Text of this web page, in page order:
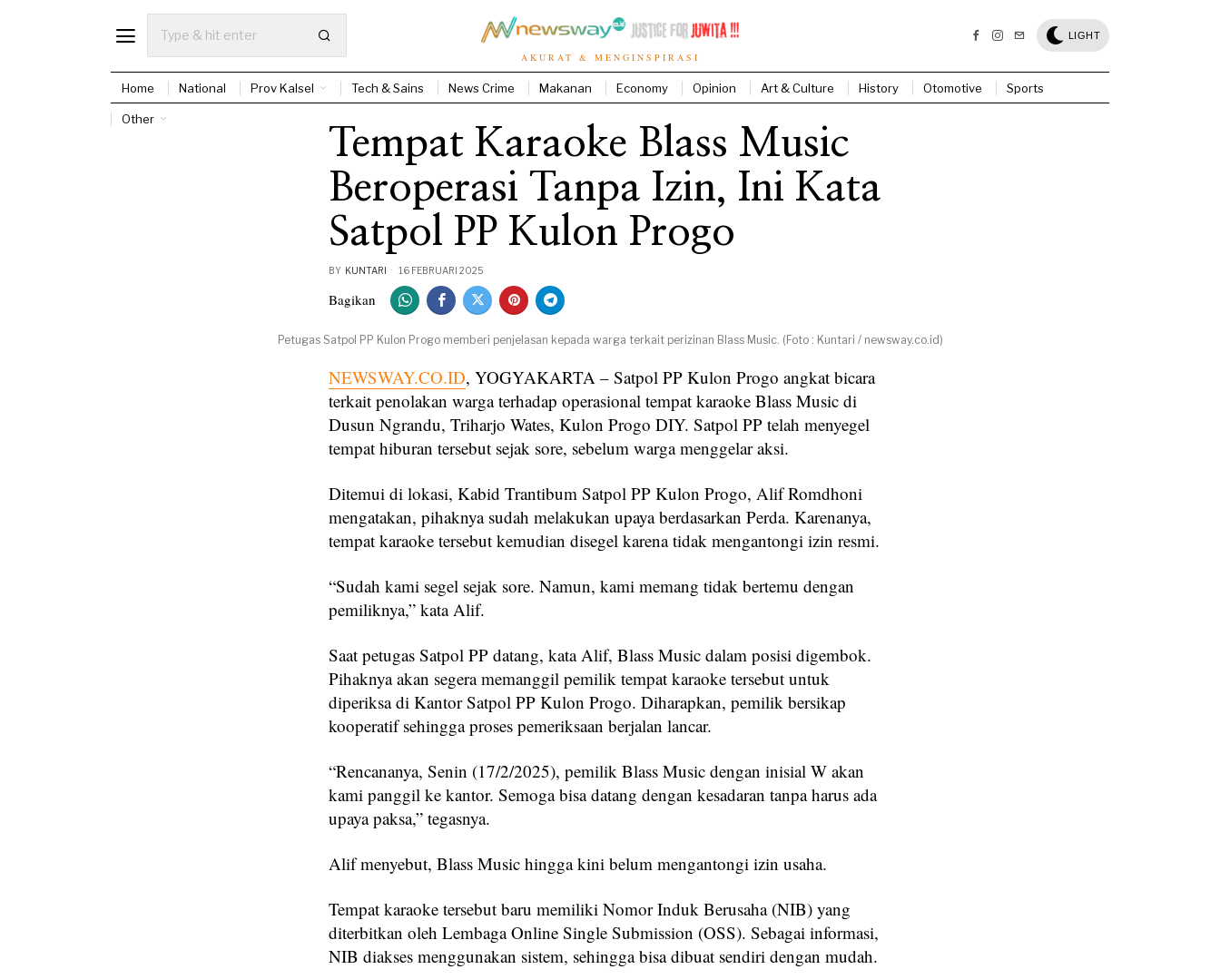
AKURAT & MENGINSPIRASI
LIGHT
Home National Prov Kalsel Tech & Sains News Crime Makanan Economy Opinion Art & Culture History Otomotive Sports
Other
Tempat Karaoke Blass Music
Beroperasi Tanpa Izin, Ini Kata
Satpol PP Kulon Progo
BY KUNTARI 16 FEBRUARI 2025
Bagikan
Petugas Satpol PP Kulon Progo memberi penjelasan kepada warga terkait perizinan Blass Music. (Foto : Kuntari / newsway.co.id)
NEWSWAY.CO.ID, YOGYAKARTA – Satpol PP Kulon Progo angkat bicara
terkait penolakan warga terhadap operasional tempat karaoke Blass Music di
Dusun Ngrandu, Triharjo Wates, Kulon Progo DIY. Satpol PP telah menyegel
tempat hiburan tersebut sejak sore, sebelum warga menggelar aksi.
Ditemui di lokasi, Kabid Trantibum Satpol PP Kulon Progo, Alif Romdhoni
mengatakan, pihaknya sudah melakukan upaya berdasarkan Perda. Karenanya,
tempat karaoke tersebut kemudian disegel karena tidak mengantongi izin resmi.
“Sudah kami segel sejak sore. Namun, kami memang tidak bertemu dengan
pemiliknya,” kata Alif.
Saat petugas Satpol PP datang, kata Alif, Blass Music dalam posisi digembok.
Pihaknya akan segera memanggil pemilik tempat karaoke tersebut untuk
diperiksa di Kantor Satpol PP Kulon Progo. Diharapkan, pemilik bersikap
kooperatif sehingga proses pemeriksaan berjalan lancar.
“Rencananya, Senin (17/2/2025), pemilik Blass Music dengan inisial W akan
kami panggil ke kantor. Semoga bisa datang dengan kesadaran tanpa harus ada
upaya paksa,” tegasnya.
Alif menyebut, Blass Music hingga kini belum mengantongi izin usaha.
Tempat karaoke tersebut baru memiliki Nomor Induk Berusaha (NIB) yang
diterbitkan oleh Lembaga Online Single Submission (OSS). Sebagai informasi,
NIB diakses menggunakan sistem, sehingga bisa dibuat sendiri dengan mudah.